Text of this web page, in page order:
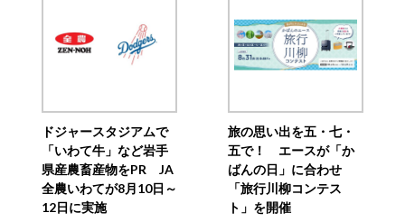
ドジャースタジアムで
「いわて牛」など岩手
県産農畜産物をPR JA
全農いわてが8月10日～
12日に実施
旅の思い出を五・七・
五で！ エースが「か
ばんの日」に合わせ
「旅行川柳コンテス
ト」を開催